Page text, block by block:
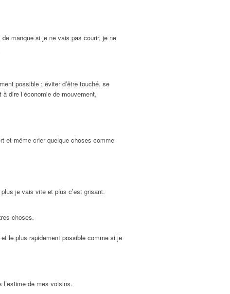
manque si je ne vais pas courir, je ne
possible ; éviter d’être touché, se
dire l’économie de mouvement,
et même crier quelque choses comme
je vais vite et plus c’est grisant.
choses.
le plus rapidement possible comme si je
de mes voisins.